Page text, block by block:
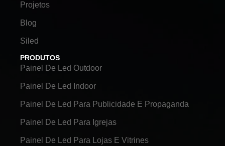
Projetos
Blog
Siled
PRODUTOS
Painel De Led Outdoor
Painel De Led Indoor
Painel De Led Para Publicidade E Propaganda
Painel De Led Para Igrejas
Painel De Led Para Lojas E Vitrines